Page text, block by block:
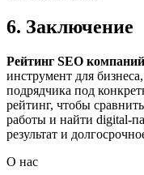
6. Заключение
Рейтинг SEO
инструмент для
подрядчика под
рейтинг, чтобы
работы и найти digital-
результат и
О нас